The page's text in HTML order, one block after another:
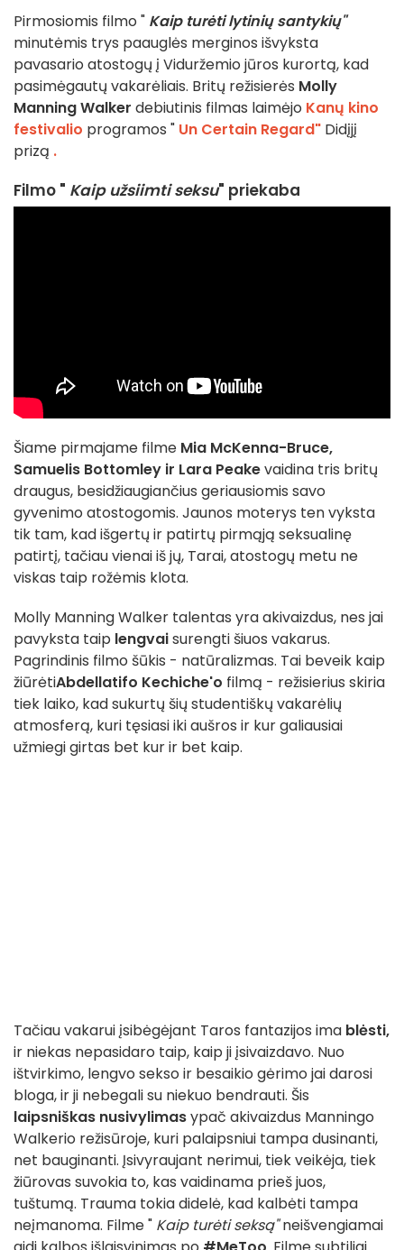
Pirmosiomis filmo " Kaip turėti lytinių santykių"
minutėmis trys paauglės merginos išvyksta
pavasario atostogų į Viduržemio jūros kurortą, kad
pasimėgautų vakarėliais. Britų režisierės Molly
Manning Walker debiutinis filmas laimėjo Kanų kino
festivalio programos " Un Certain Regard" Didįjį
prizą .
Filmo " Kaip užsiimti seksu" priekaba
Šiame pirmajame filme Mia McKenna-Bruce,
Samuelis Bottomley ir Lara Peakevaidina tris britų
draugus, besidžiaugiančius geriausiomis savo
gyvenimo atostogomis. Jaunos moterys ten vyksta
tik tam, kad išgertų ir patirtų pirmąją seksualinę
patirtį, tačiau vienai iš jų, Tarai, atostogų metu ne
viskas taip rožėmis klota.
Molly Manning Walker talentas yra akivaizdus, nes jai
pavyksta taip lengvaisurengti šiuos vakarus.
Pagrindinis filmo šūkis - natūralizmas. Tai beveik kaip
žiūrėtiAbdellatifo Kechiche'o filmą - režisierius skiria
tiek laiko, kad sukurtų šių studentiškų vakarėlių
atmosferą, kuri tęsiasi iki aušros ir kur galiausiai
užmiegi girtas bet kur ir bet kaip.
Tačiau vakarui įsibėgėjant Taros fantazijos ima blėsti,
ir niekas nepasidaro taip, kaip ji įsivaizdavo. Nuo
ištvirkimo, lengvo sekso ir besaikio gėrimo jai darosi
bloga, ir ji nebegali su niekuo bendrauti. Šis
laipsniškas nusivylimasypač akivaizdus Manningo
Walkerio režisūroje, kuri palaipsniui tampa dusinanti,
net bauginanti. Įsivyraujant nerimui, tiek veikėja, tiek
žiūrovas suvokia to, kas vaidinama prieš juos,
tuštumą. Trauma tokia didelė, kad kalbėti tampa
neįmanoma. Filme " Kaip turėti seksą"neišvengiamai